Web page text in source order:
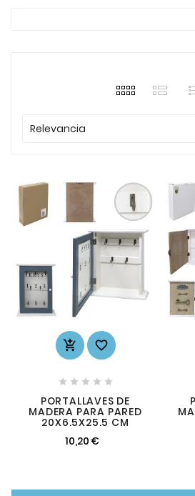
Relevancia
 
    
PORTALLAVES DE
MADERA PARA PARED
20X6.5X25.5 CM
10,20 €